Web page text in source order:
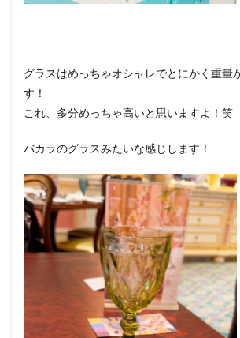
グラスはめっちゃオシャレでとにかく重量
す！
これ、多分めっちゃ高いと思いますよ！笑
バカラのグラスみたいな感じします！